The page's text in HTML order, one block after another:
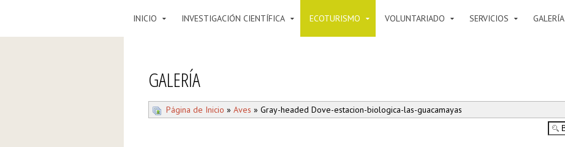
INICIO INVESTIGACIÓN CIENTÍFICA ECOTURISMO VOLUNTARIADO SERVICIOS GALERÍA
GALERÍA
Página de Inicio » Aves » Gray-headed Dove-estacion-biologica-las-guacamayas